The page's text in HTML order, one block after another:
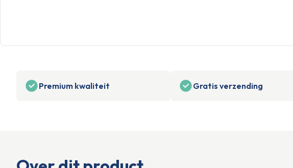
Premium kwaliteit Gratis verzending